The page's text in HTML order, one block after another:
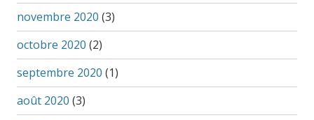
novembre 2020 (3)
octobre 2020 (2)
septembre 2020 (1)
août 2020 (3)